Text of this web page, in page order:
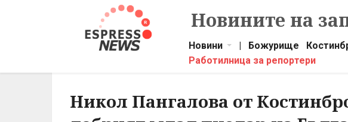
Новините на
Новини | Божурище
Работилница за репортери
Никол Пангалова от